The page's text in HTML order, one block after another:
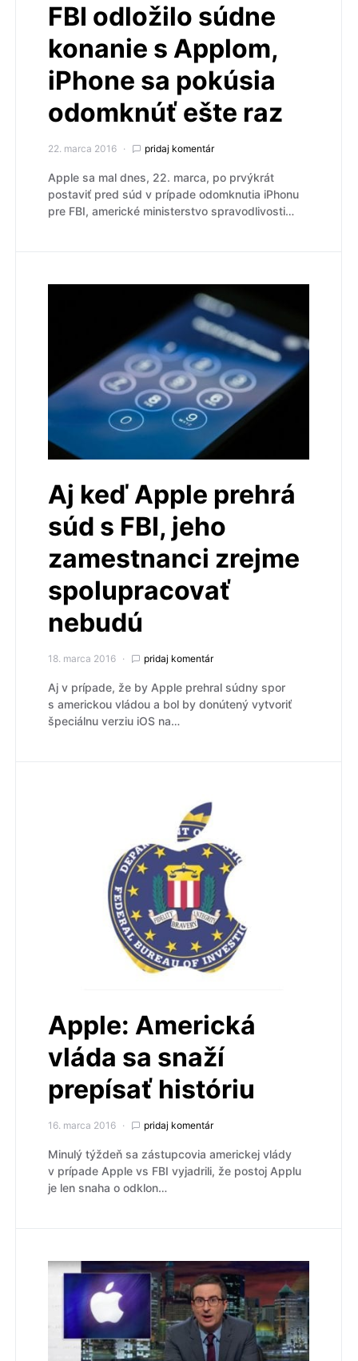
FBI odložilo súdne
konanie s Applom,
iPhone sa pokúsia
odomknúť ešte raz
22. marca 2016 pridaj komentár
Apple sa mal dnes, 22. marca, po prvýkrát
postaviť pred súd v prípade odomknutia iPhonu
pre FBI, americké ministerstvo spravodlivosti…
Aj keď Apple prehrá
súd s FBI, jeho
zamestnanci zrejme
spolupracovať
nebudú
18. marca 2016 pridaj komentár
Aj v prípade, že by Apple prehral súdny spor
s americkou vládou a bol by donútený vytvoriť
špeciálnu verziu iOS na…
Apple: Americká
vláda sa snaží
prepísať históriu
16. marca 2016 pridaj komentár
Minulý týždeň sa zástupcovia americkej vlády
v prípade Apple vs FBI vyjadrili, že postoj Applu
je len snaha o odklon…